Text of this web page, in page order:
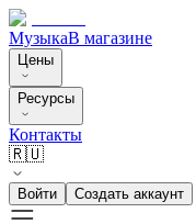
МузыкаВ магазине
Цены
Ресурсы
Контакты
🇷🇺
Войти Создать аккаунт